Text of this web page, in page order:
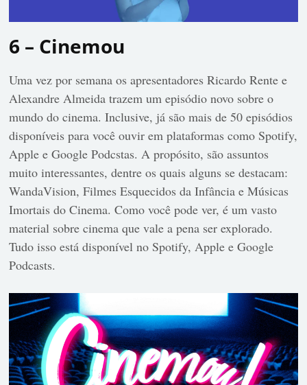
6 – Cinemou
Uma vez por semana os apresentadores Ricardo Rente e
Alexandre Almeida trazem um episódio novo sobre o
mundo do cinema. Inclusive, já são mais de 50 episódios
disponíveis para você ouvir em plataformas como Spotify,
Apple e Google Podcstas. A propósito, são assuntos
muito interessantes, dentre os quais alguns se destacam:
WandaVision, Filmes Esquecidos da Infância e Músicas
Imortais do Cinema. Como você pode ver, é um vasto
material sobre cinema que vale a pena ser explorado.
Tudo isso está disponível no Spotify, Apple e Google
Podcasts.